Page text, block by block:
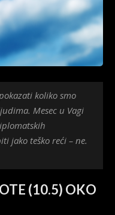
koliko smo
Mesec u Vagi
jako teško reći – ne.
(10.5) OKO